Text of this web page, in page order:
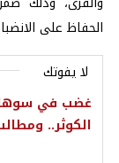
الحفاظ على
لا يفوتك
غضب في سوهاج
الكوثر..